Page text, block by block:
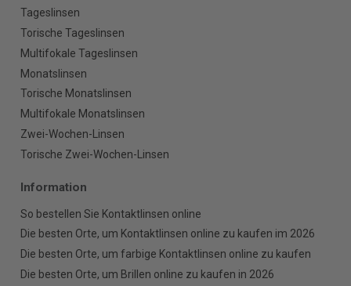
Tageslinsen
Torische Tageslinsen
Multifokale Tageslinsen
Monatslinsen
Torische Monatslinsen
Multifokale Monatslinsen
Zwei-Wochen-Linsen
Torische Zwei-Wochen-Linsen
Information
So bestellen Sie Kontaktlinsen online
Die besten Orte, um Kontaktlinsen online zu kaufen im 2026
Die besten Orte, um farbige Kontaktlinsen online zu kaufen
Die besten Orte, um Brillen online zu kaufen in 2026